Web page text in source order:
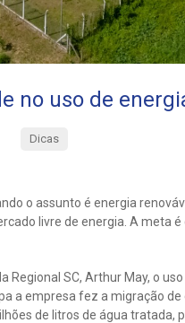
no uso de
Dicas
o assunto é energia
livre de energia. A meta é
SC, Arthur May, o
a empresa fez a migração
de litros de água tratada,